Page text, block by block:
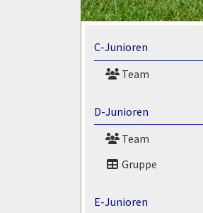
C-Junioren
Team
D-Junioren
Team
Gruppe
E-Junioren